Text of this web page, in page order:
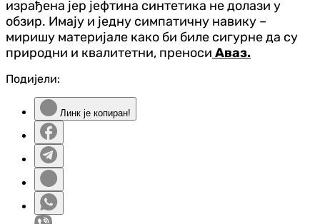
израђена јер јефтина синтетика не долази у
обзир. Имају и једну симпатичну навику –
миришу материјале како би биле сигурне да су
природни и квалитетни, преноси Аваз.
Подијели:
Линк је копиран!